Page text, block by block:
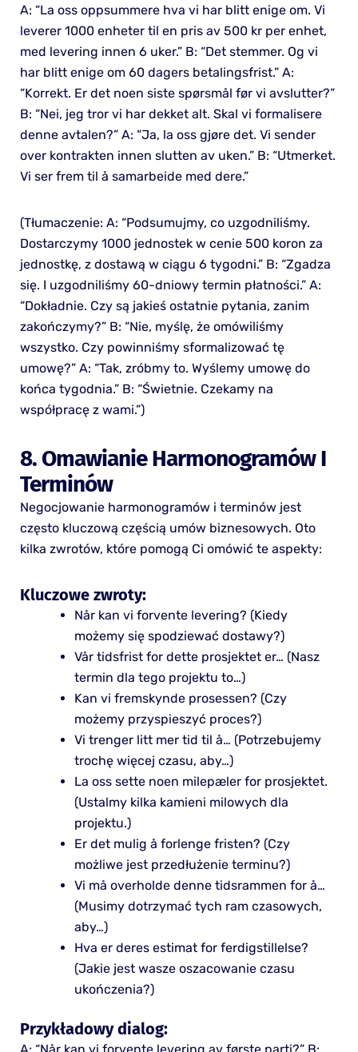
A: “La oss oppsummere hva vi har blitt enige om. Vi
leverer 1000 enheter til en pris av 500 kr per enhet,
med levering innen 6 uker.” B: “Det stemmer. Og vi
har blitt enige om 60 dagers betalingsfrist.” A:
“Korrekt. Er det noen siste spørsmål før vi avslutter?”
B: “Nei, jeg tror vi har dekket alt. Skal vi formalisere
denne avtalen?” A: “Ja, la oss gjøre det. Vi sender
over kontrakten innen slutten av uken.” B: “Utmerket.
Vi ser frem til å samarbeide med dere.”
(Tłumaczenie: A: “Podsumujmy, co uzgodniliśmy.
Dostarczymy 1000 jednostek w cenie 500 koron za
jednostkę, z dostawą w ciągu 6 tygodni.” B: “Zgadza
się. I uzgodniliśmy 60-dniowy termin płatności.” A:
“Dokładnie. Czy są jakieś ostatnie pytania, zanim
zakończymy?” B: “Nie, myślę, że omówiliśmy
wszystko. Czy powinniśmy sformalizować tę
umowę?” A: “Tak, zróbmy to. Wyślemy umowę do
końca tygodnia.” B: “Świetnie. Czekamy na
współpracę z wami.”)
8. Omawianie Harmonogramów I
Terminów
Negocjowanie harmonogramów i terminów jest
często kluczową częścią umów biznesowych. Oto
kilka zwrotów, które pomogą Ci omówić te aspekty:
Kluczowe zwroty:
Når kan vi forvente levering? (Kiedy
możemy się spodziewać dostawy?)
Vår tidsfrist for dette prosjektet er… (Nasz
termin dla tego projektu to…)
Kan vi fremskynde prosessen? (Czy
możemy przyspieszyć proces?)
Vi trenger litt mer tid til å… (Potrzebujemy
trochę więcej czasu, aby…)
La oss sette noen milepæler for prosjektet.
(Ustalmy kilka kamieni milowych dla
projektu.)
Er det mulig å forlenge fristen? (Czy
możliwe jest przedłużenie terminu?)
Vi må overholde denne tidsrammen for å…
(Musimy dotrzymać tych ram czasowych,
aby…)
Hva er deres estimat for ferdigstillelse?
(Jakie jest wasze oszacowanie czasu
ukończenia?)
Przykładowy dialog:
A: “Når kan vi forvente levering av første parti?” B: